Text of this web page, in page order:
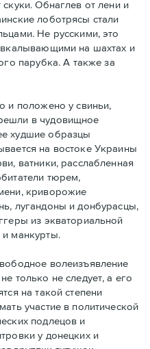
Обнаглев от лени и
лоботрясы стали
Не русскими, это
на шахтах и
парубка. А также за
и положено у свиньи,
в чудовищное
худшие образцы
на востоке Украины
ватники, расслабленная
тюрем,
криворожие
лугандоны и донбурасцы,
из экваториальной
манкурты.
волеизъявление
только не следует, а его
на такой степени
участие в политической
подлецов и
у донецких и